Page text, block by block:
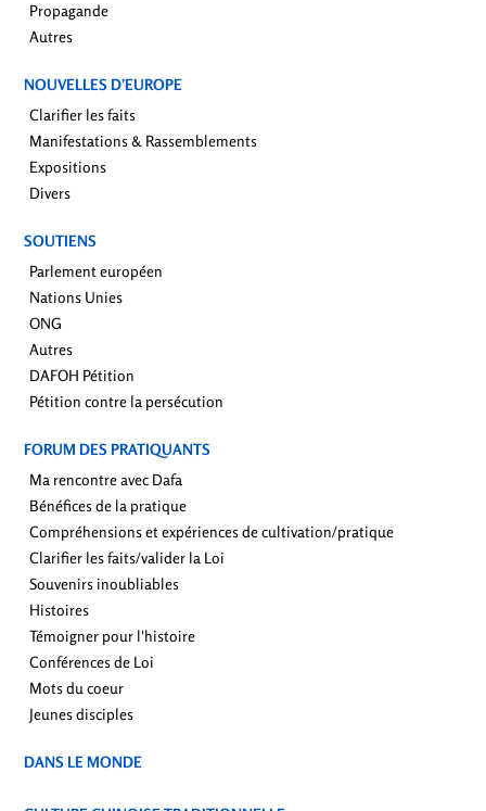
Propagande
Autres
NOUVELLES D’EUROPE
Clarifier les faits
Manifestations & Rassemblements
Expositions
Divers
SOUTIENS
Parlement européen
Nations Unies
ONG
Autres
DAFOH Pétition
Pétition contre la persécution
FORUM DES PRATIQUANTS
Ma rencontre avec Dafa
Bénéfices de la pratique
Compréhensions et expériences de cultivation/pratique
Clarifier les faits/valider la Loi
Souvenirs inoubliables
Histoires
Témoigner pour l'histoire
Conférences de Loi
Mots du coeur
Jeunes disciples
DANS LE MONDE